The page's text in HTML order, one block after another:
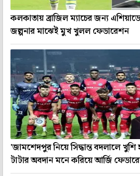
কলকাতায় ব্রাজিল ম্যাচের জন্য
জল্পনার মাঝেই মুখ খুলল ফেডারেশন
'জামশেদপুর নিয়ে সিদ্ধান্ত বদলালে
টাটার অবদান মনে করিয়ে আর্জি